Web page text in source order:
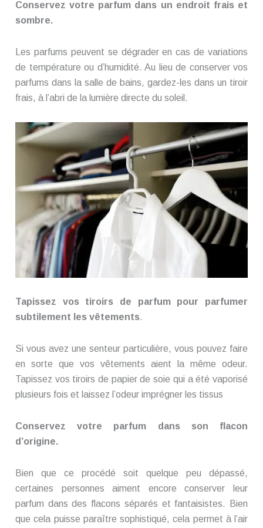
Conservez votre parfum dans un endroit frais et
sombre.
Les parfums peuvent se dégrader en cas de variations
de température ou d’humidité. Au lieu de conserver vos
parfums dans la salle de bains, gardez-les dans un tiroir
frais, à l’abri de la lumière directe du soleil.
Tapissez vos tiroirs de parfum pour parfumer
subtilement les vêtements.
Si vous avez une senteur particulière, vous pouvez faire
en sorte que vos vêtements aient la même odeur.
Tapissez vos tiroirs de papier de soie qui a été vaporisé
plusieurs fois et laissez l’odeur imprégner les tissus
Conservez votre parfum dans son flacon
d’origine.
Bien que ce procédé soit quelque peu dépassé,
certaines personnes aiment encore conserver leur
parfum dans des flacons séparés et fantaisistes. Bien
que cela puisse paraître sophistiqué, cela permet à l’air